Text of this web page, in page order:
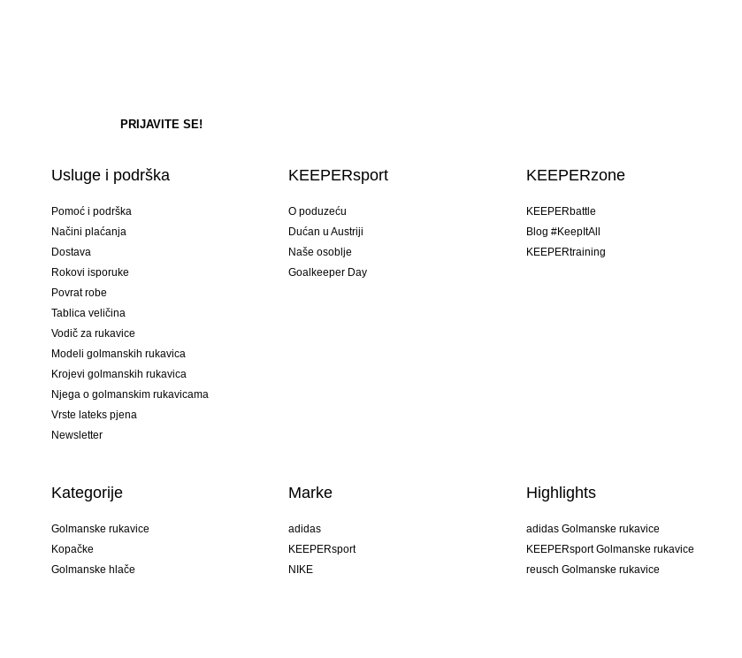
Usluge i podrška
Pomoć i podrška
Načini plaćanja
Dostava
Rokovi isporuke
Povrat robe
Tablica veličina
Vodič za rukavice
Modeli golmanskih rukavica
Krojevi golmanskih rukavica
Njega o golmanskim rukavicama
Vrste lateks pjena
Newsletter
KEEPERsport
O poduzeću
Dućan u Austriji
Naše osoblje
Goalkeeper Day
KEEPERzone
KEEPERbattle
Blog #KeepItAll
KEEPERtraining
Kategorije
Golmanske rukavice
Kopačke
Golmanske hlače
Marke
adidas
KEEPERsport
NIKE
Highlights
adidas Golmanske rukavice
KEEPERsport Golmanske rukavice
reusch Golmanske rukavice